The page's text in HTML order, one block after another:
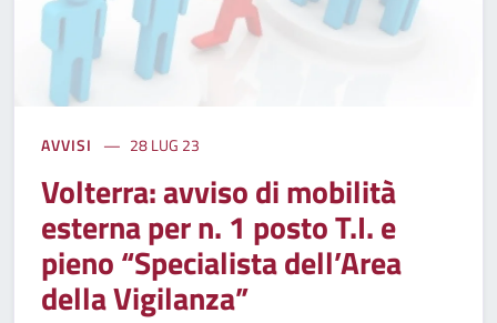
AVVISI 28 LUG 23
Volterra: avviso di mobilità
esterna per n. 1 posto T.I. e
pieno “Specialista dell’Area
della Vigilanza”